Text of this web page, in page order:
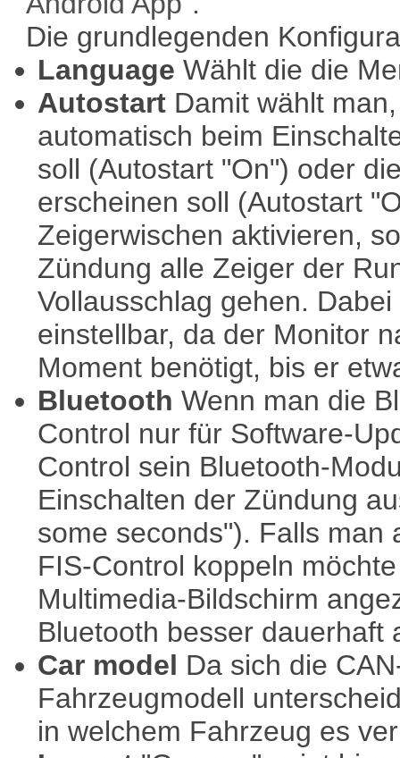
Die grundlegenden
Language Wählt die die
Autostart Damit wählt
automatisch beim
soll (Autostart "On") oder
erscheinen soll (Autostart
Zeigerwischen aktivieren,
Zündung alle Zeiger der
Vollausschlag gehen.
einstellbar, da der Monitor
Moment benötigt, bis er
Bluetooth Wenn man die
Control nur für Software-
Control sein Bluetooth-
Einschalten der Zündung
some seconds"). Falls man
FIS-Control koppeln
Multimedia-Bildschirm
Bluetooth besser dauerhaft
Car model Da sich die
Fahrzeugmodell
in welchem Fahrzeug es